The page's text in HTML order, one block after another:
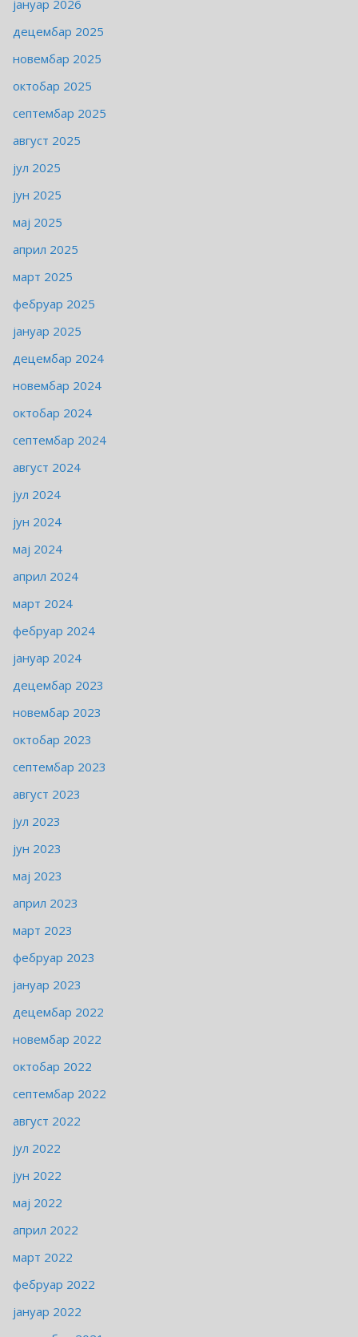
јануар 2026
децембар 2025
новембар 2025
октобар 2025
септембар 2025
август 2025
јул 2025
јун 2025
мај 2025
април 2025
март 2025
фебруар 2025
јануар 2025
децембар 2024
новембар 2024
октобар 2024
септембар 2024
август 2024
јул 2024
јун 2024
мај 2024
април 2024
март 2024
фебруар 2024
јануар 2024
децембар 2023
новембар 2023
октобар 2023
септембар 2023
август 2023
јул 2023
јун 2023
мај 2023
април 2023
март 2023
фебруар 2023
јануар 2023
децембар 2022
новембар 2022
октобар 2022
септембар 2022
август 2022
јул 2022
јун 2022
мај 2022
април 2022
март 2022
фебруар 2022
јануар 2022